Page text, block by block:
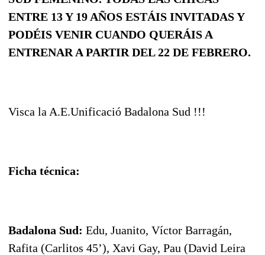
ENTRE 13 Y 19 AÑOS ESTÁIS INVITADAS Y
PODÉIS VENIR CUANDO QUERÁIS A
ENTRENAR A PARTIR DEL 22 DE FEBRERO.
Visca la A.E.Unificació Badalona Sud !!!
Ficha técnica:
Badalona Sud: Edu, Juanito, Víctor Barragán,
Rafita (Carlitos 45’), Xavi Gay, Pau (David Leira